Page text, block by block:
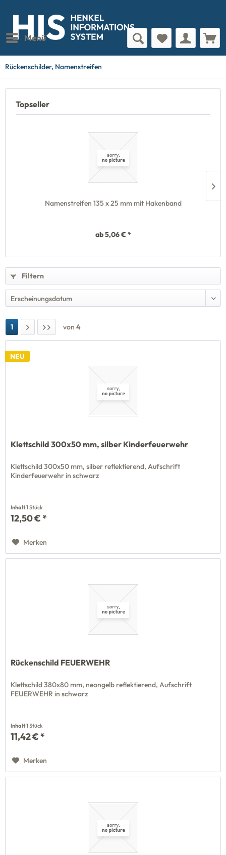
Menü
Rückenschilder, Namenstreifen
Topseller
Namenstreifen 135 x 25 mm mit Hakenband
ab 5,06 € *
Filtern
1 von 4
NEU
Klettschild 300x50 mm, silber Kinderfeuerwehr
Klettschild 300x50 mm, silber reflektierend, Aufschrift
Kinderfeuerwehr in schwarz
Inhalt1 Stück
12,50 € *
Merken
Rückenschild FEUERWEHR
Klettschild 380x80 mm, neongelb reflektierend, Aufschrift
FEUERWEHR in schwarz
Inhalt1 Stück
11,42 € *
Merken